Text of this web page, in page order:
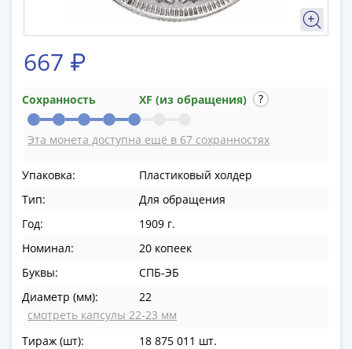
ВОВ
Человек
Города-
герои
Оружие
Победы
Олимпиада
Сочи
2014
667 ₽
Сохранность XF (из обращения)
Эта монета доступна ещё в 67 сохранностях
Упаковка:
Пластиковый холдер
Тип:
Для обращения
Год:
1909 г.
Номинал:
20 копеек
Буквы:
СПБ-ЭБ
Диаметр (мм):
22
смотреть капсулы 22-23 мм
Тираж (шт):
18 875 011 шт.